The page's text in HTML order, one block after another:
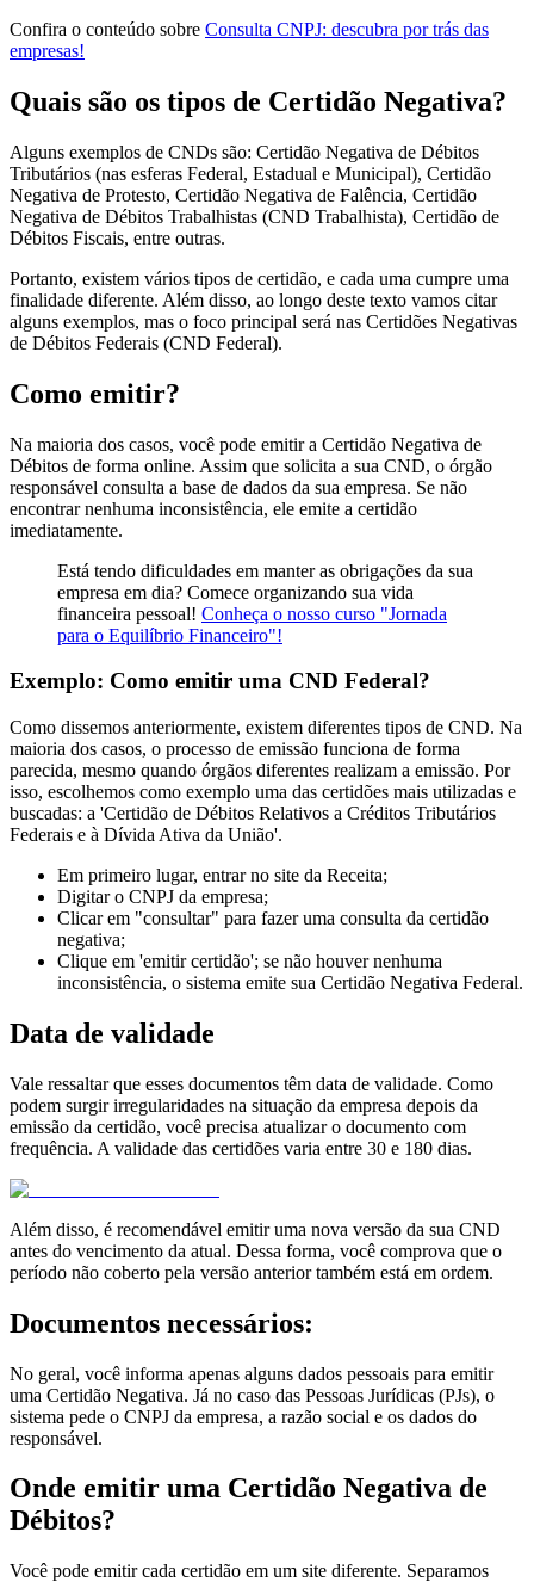
Confira o conteúdo sobre Consulta CNPJ: descubra por trás das
empresas!
Quais são os tipos de Certidão Negativa?
Alguns exemplos de CNDs são: Certidão Negativa de Débitos
Tributários (nas esferas Federal, Estadual e Municipal), Certidão
Negativa de Protesto, Certidão Negativa de Falência, Certidão
Negativa de Débitos Trabalhistas (CND Trabalhista), Certidão de
Débitos Fiscais, entre outras.
Portanto, existem vários tipos de certidão, e cada uma cumpre uma
finalidade diferente. Além disso, ao longo deste texto vamos citar
alguns exemplos, mas o foco principal será nas Certidões Negativas
de Débitos Federais (CND Federal).
Como emitir?
Na maioria dos casos, você pode emitir a Certidão Negativa de
Débitos de forma online. Assim que solicita a sua CND, o órgão
responsável consulta a base de dados da sua empresa. Se não
encontrar nenhuma inconsistência, ele emite a certidão
imediatamente.
Está tendo dificuldades em manter as obrigações da sua
empresa em dia? Comece organizando sua vida
financeira pessoal! Conheça o nosso curso "Jornada
para o Equilíbrio Financeiro"!
Exemplo: Como emitir uma CND Federal?
Como dissemos anteriormente, existem diferentes tipos de CND. Na
maioria dos casos, o processo de emissão funciona de forma
parecida, mesmo quando órgãos diferentes realizam a emissão. Por
isso, escolhemos como exemplo uma das certidões mais utilizadas e
buscadas: a 'Certidão de Débitos Relativos a Créditos Tributários
Federais e à Dívida Ativa da União'.
Em primeiro lugar, entrar no site da Receita;
Digitar o CNPJ da empresa;
Clicar em "consultar" para fazer uma consulta da certidão
negativa;
Clique em 'emitir certidão'; se não houver nenhuma
inconsistência, o sistema emite sua Certidão Negativa Federal.
Data de validade
Vale ressaltar que esses documentos têm data de validade. Como
podem surgir irregularidades na situação da empresa depois da
emissão da certidão, você precisa atualizar o documento com
frequência. A validade das certidões varia entre 30 e 180 dias.
Além disso, é recomendável emitir uma nova versão da sua CND
antes do vencimento da atual. Dessa forma, você comprova que o
período não coberto pela versão anterior também está em ordem.
Documentos necessários:
No geral, você informa apenas alguns dados pessoais para emitir
uma Certidão Negativa. Já no caso das Pessoas Jurídicas (PJs), o
sistema pede o CNPJ da empresa, a razão social e os dados do
responsável.
Onde emitir uma Certidão Negativa de
Débitos?
Você pode emitir cada certidão em um site diferente. Separamos